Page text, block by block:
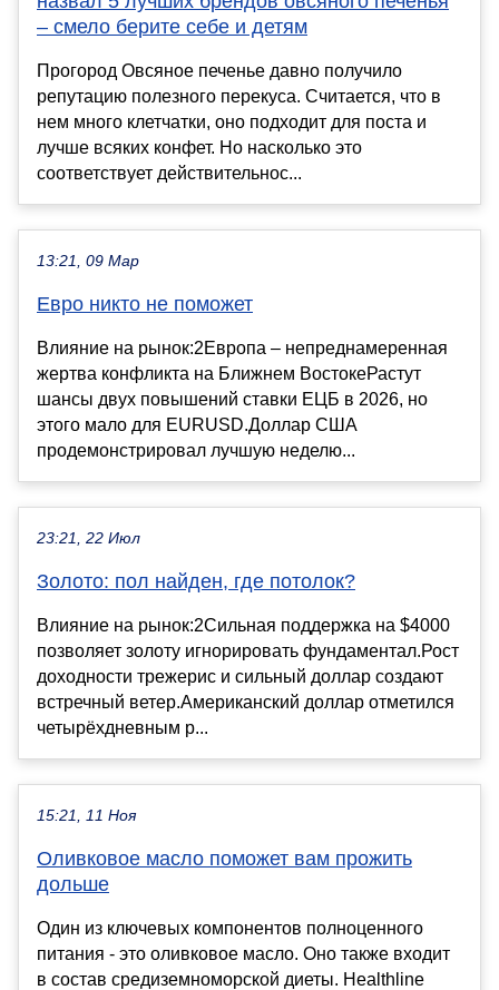
– смело берите себе и детям
Прогород Овсяное печенье давно получило
репутацию полезного перекуса. Считается, что в
нем много клетчатки, оно подходит для поста и
лучше всяких конфет. Но насколько это
соответствует действительнос...
13:21, 09 Мар
Евро никто не поможет
Влияние на рынок:2Европа – непреднамеренная
жертва конфликта на Ближнем ВостокеРастут
шансы двух повышений ставки ЕЦБ в 2026, но
этого мало для EURUSD.Доллар США
продемонстрировал лучшую неделю...
23:21, 22 Июл
Золото: пол найден, где потолок?
Влияние на рынок:2Сильная поддержка на $4000
позволяет золоту игнорировать фундаментал.Рост
доходности трежерис и сильный доллар создают
встречный ветер.Американский доллар отметился
четырёхдневным р...
15:21, 11 Ноя
Оливковое масло поможет вам прожить
дольше
Один из ключевых компонентов полноценного
питания - это оливковое масло. Оно также входит
в состав средиземноморской диеты. Healthline